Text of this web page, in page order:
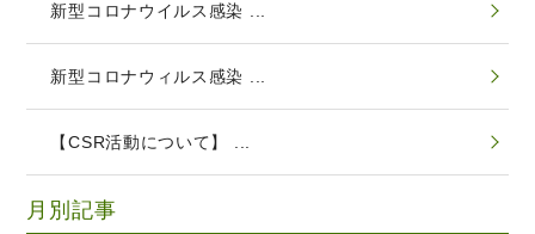
新型コロナウイルス感染 ...
新型コロナウィルス感染 ...
【CSR活動について】 ...
月別記事